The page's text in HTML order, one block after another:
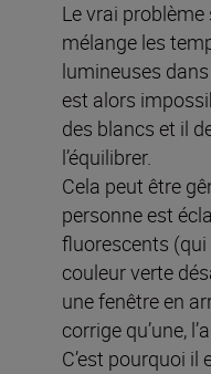
Le vrai problème
mélange les
lumineuses
est alors
des blancs et il
l’équilibrer.
Cela peut être
personne est
fluorescents (qui
couleur verte
une fenêtre en
corrige qu’une,
C’est pourquoi